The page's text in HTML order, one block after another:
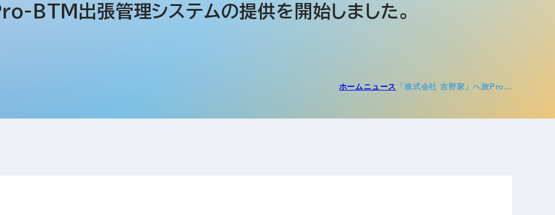
ス事業
Wi-Fiレンタル事業
ーム事業・
約束/行動指針
プロフィール
プロフィール
よくあるご質問
スポンサーシップ
ホームニュース 「株式会社 吉野家」へ旅Pro…
BTM出張管理システムの提供を開始しました。